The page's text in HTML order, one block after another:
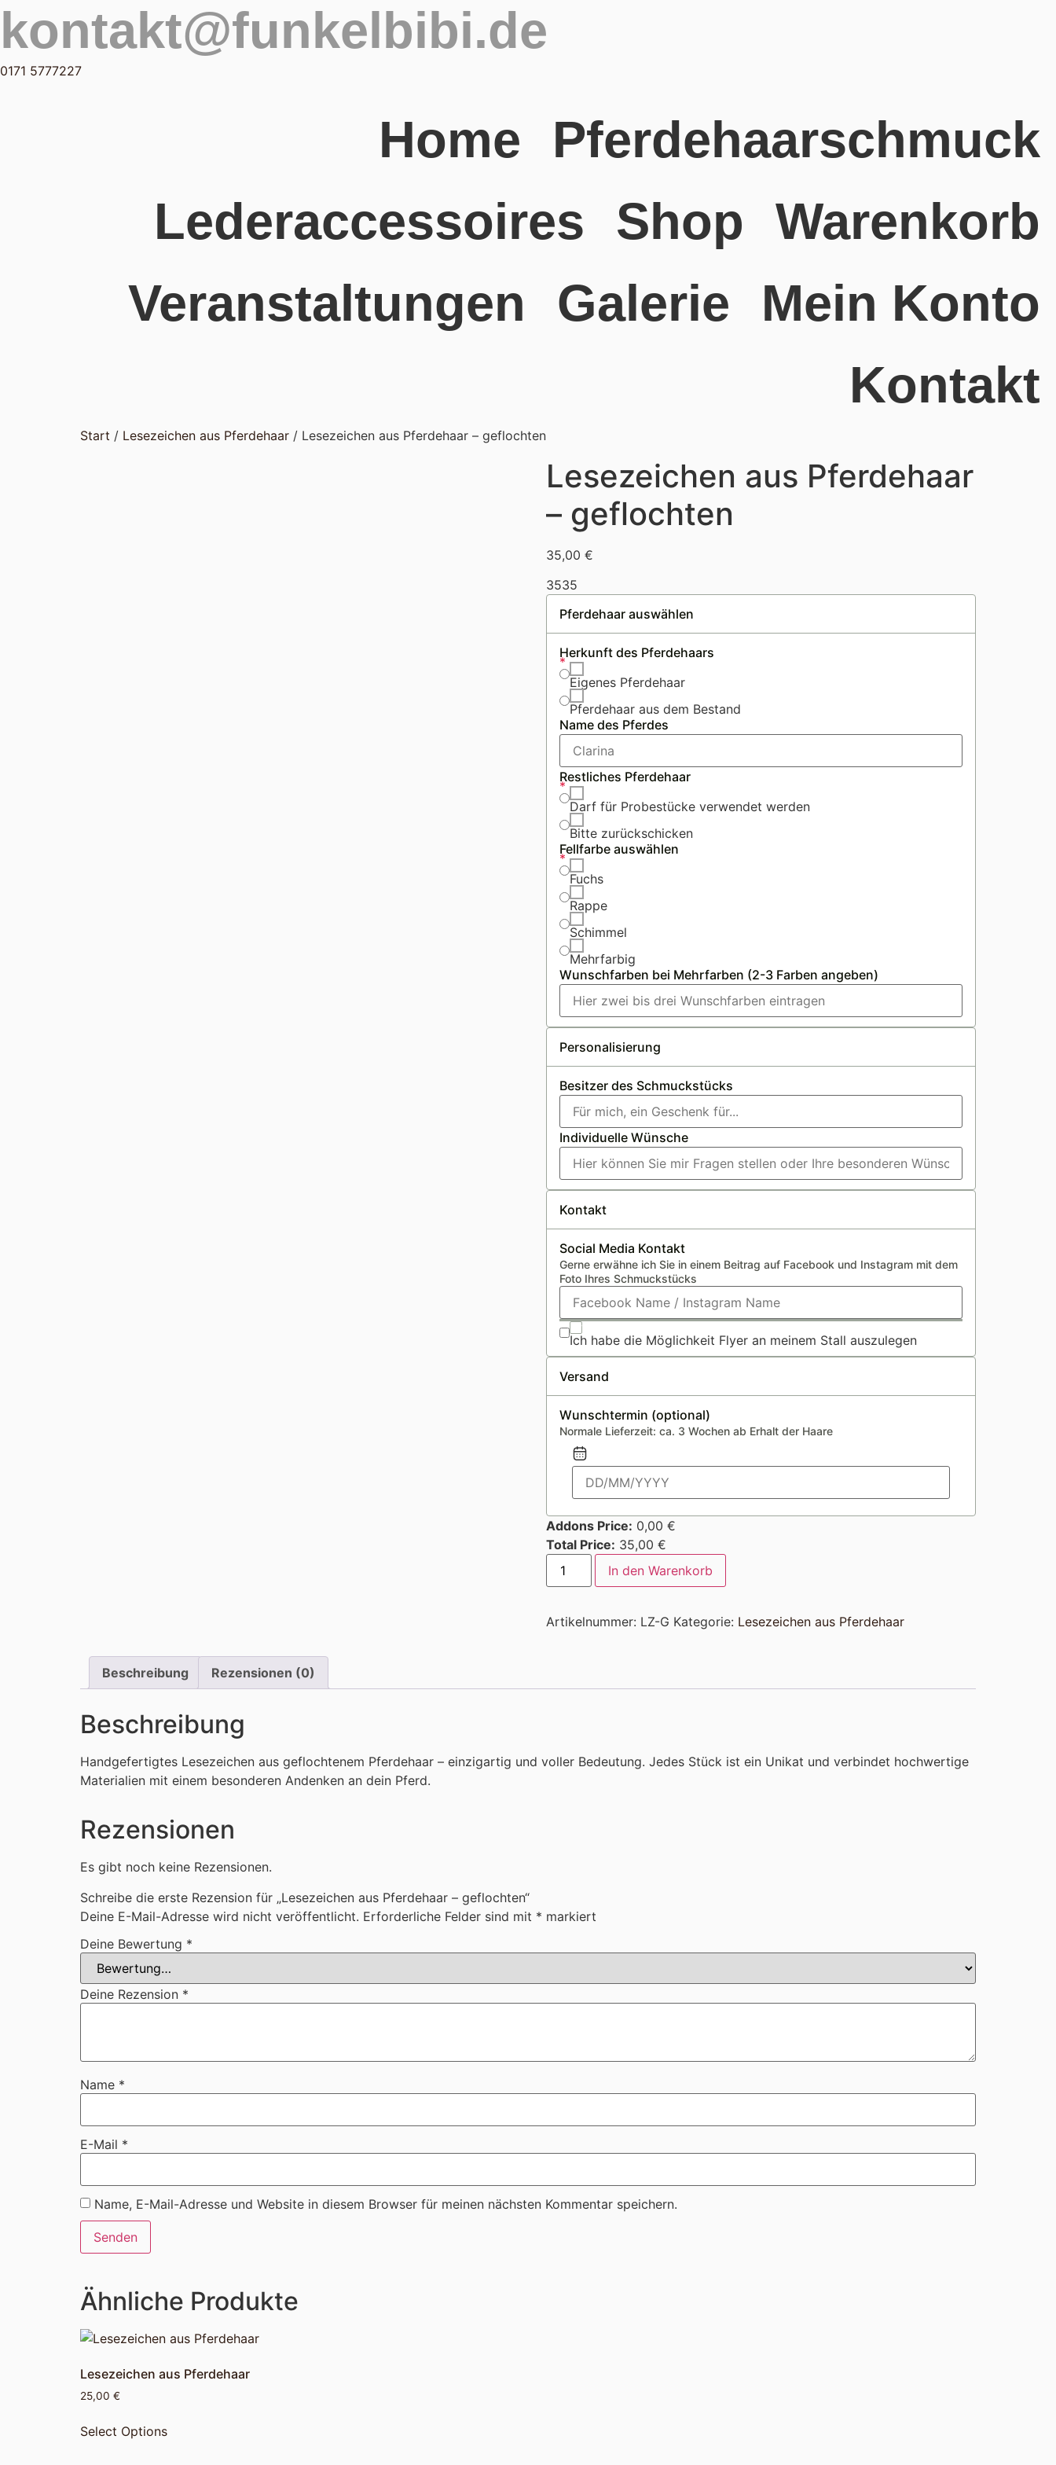
kontakt@funkelbibi.de
0171 5777227
Home
Pferdehaarschmuck
Lederaccessoires
Shop Warenkorb
Veranstaltungen
Galerie
Mein Konto
Kontakt
Start / Lesezeichen aus Pferdehaar / Lesezeichen aus Pferdehaar – geflochten
Lesezeichen aus Pferdehaar
– geflochten
35,00 €
3535
Pferdehaar auswählen
Herkunft des Pferdehaars
*
Eigenes Pferdehaar
Pferdehaar aus dem Bestand
Name des Pferdes
Restliches Pferdehaar
*
Darf für Probestücke verwendet werden
Bitte zurückschicken
Fellfarbe auswählen
*
Fuchs
Rappe
Schimmel
Mehrfarbig
Wunschfarben bei Mehrfarben (2-3 Farben angeben)
Personalisierung
Besitzer des Schmuckstücks
Individuelle Wünsche
Kontakt
Social Media Kontakt
Gerne erwähne ich Sie in einem Beitrag auf Facebook und Instagram mit dem
Foto Ihres Schmuckstücks
Ich habe die Möglichkeit Flyer an meinem Stall auszulegen
Versand
Wunschtermin (optional)
Normale Lieferzeit: ca. 3 Wochen ab Erhalt der Haare
Addons Price: 0,00 €
Total Price: 35,00 €
In den Warenkorb
Artikelnummer: LZ-G Kategorie: Lesezeichen aus Pferdehaar
Beschreibung Rezensionen (0)
Beschreibung
Handgefertigtes Lesezeichen aus geflochtenem Pferdehaar – einzigartig und voller Bedeutung. Jedes Stück ist ein Unikat und verbindet hochwertige
Materialien mit einem besonderen Andenken an dein Pferd.
Rezensionen
Es gibt noch keine Rezensionen.
Schreibe die erste Rezension für „Lesezeichen aus Pferdehaar – geflochten“
Deine E-Mail-Adresse wird nicht veröffentlicht. Erforderliche Felder sind mit * markiert
Deine Bewertung *
Deine Rezension *
Name *
E-Mail *
Name, E-Mail-Adresse und Website in diesem Browser für meinen nächsten Kommentar speichern.
Ähnliche Produkte
Lesezeichen aus Pferdehaar
25,00 €
Select Options